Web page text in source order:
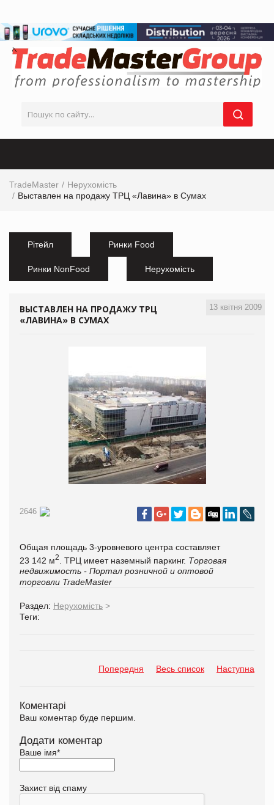
TradeMaster
Нерухомість
Выставлен на продажу ТРЦ «Лавина» в Сумах
Рітейл Ринки Food
Ринки NonFood Нерухомість
13 квітня 2009
ВЫСТАВЛЕН НА ПРОДАЖУ ТРЦ
«ЛАВИНА» В СУМАХ
2646
Общая площадь 3-уровневого центра составляет
23 142 м2 . ТРЦ имеет наземный паркинг. Торговая
недвижимость - Портал розничной и оптовой
торговли TradeMaster
Раздел: Нерухомість >
Теги:
Попередня Весь список Наступна
Коментарі
Ваш коментар буде першим.
Додати коментар
Ваше імя*
Захист від спаму